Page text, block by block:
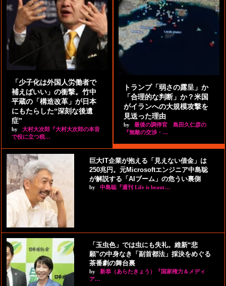
「少子化は外国人労働者で
補えばいい」の衝撃。竹中
平蔵の「構造改革」が日本
にもたらした“深刻な後遺
症”
by
大村大次郎『大村大次郎の本音
で役に立つ税…
トランプ「弱さの露呈」か
「合理的な判断」か？米国
がイランへの大規模攻撃を
見送った理由
by
最後の調停官 島田久仁彦の
『無敵の交渉・…
巨大IT企業が抱える「見えない借金」は
250兆円。元Microsoftエンジニア中島聡
が解説する「AIブーム」の危うい裏側
by 中島聡『週刊 Life is beaut…
「玉虫色」では虫にも失礼。維新“悲
願”の中身なき「副首都法」採決をめぐる
茶番劇の舞台裏
by
新恭（あらたきょう）『国家権力＆メディ
ア…